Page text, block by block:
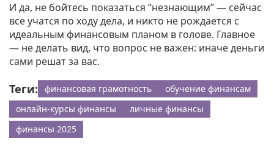
И да, не бойтесь показаться “незнающим” — сейчас
все учатся по ходу дела, и никто не рождается с
идеальным финансовым планом в голове. Главное
— не делать вид, что вопрос не важен: иначе деньги
сами решат за вас.
Теги: финансовая грамотность
обучение финансам
онлайн-курсы финансы
личные финансы
финансы 2025